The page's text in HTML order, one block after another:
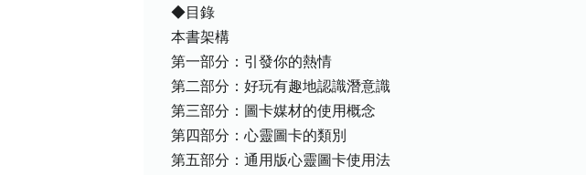
◆目錄
本書架構
第一部分：引發你的熱情
第二部分：好玩有趣地認識潛意識
第三部分：圖卡媒材的使用概念
第四部分：心靈圖卡的類別
第五部分：通用版心靈圖卡使用法